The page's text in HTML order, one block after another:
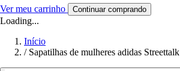
Ver meu carrinho Continuar comprando
Loading...
Início
/ Sapatilhas de mulheres adidas Streettalk